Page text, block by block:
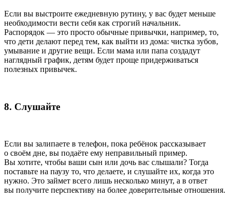
Если вы выстроите ежедневную рутину, у вас будет меньше
необходимости вести себя как строгий начальник.
Распорядок — это просто обычные привычки, например, то,
что дети делают перед тем, как выйти из дома: чистка зубов,
умывание и другие вещи. Если мама или папа создадут
наглядный график, детям будет проще придерживаться
полезных привычек.
8. Слушайте
Если вы залипаете в телефон, пока ребёнок рассказывает
о своём дне, вы подаёте ему неправильный пример.
Вы хотите, чтобы ваши сын или дочь вас слышали? Тогда
поставьте на паузу то, что делаете, и слушайте их, когда это
нужно. Это займет всего лишь несколько минут, а в ответ
вы получите перспективу на более доверительные отношения.